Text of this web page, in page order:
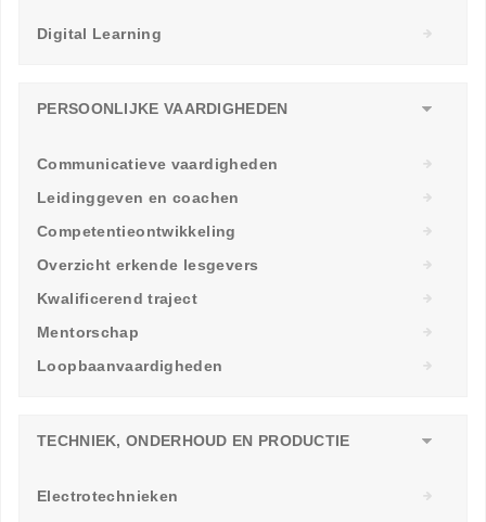
Digital Learning
PERSOONLIJKE VAARDIGHEDEN
Communicatieve vaardigheden
Leidinggeven en coachen
Competentieontwikkeling
Overzicht erkende lesgevers
Kwalificerend traject
Mentorschap
Loopbaanvaardigheden
TECHNIEK, ONDERHOUD EN PRODUCTIE
Electrotechnieken